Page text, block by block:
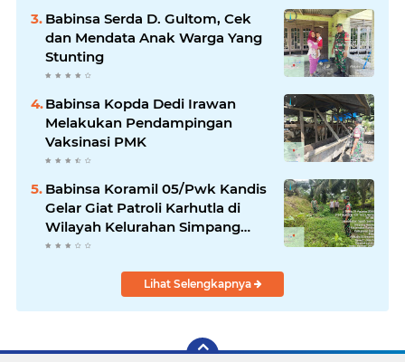
Babinsa Serda D. Gultom, Cek
dan Mendata Anak Warga Yang
Stunting
Babinsa Kopda Dedi Irawan
Melakukan Pendampingan
Vaksinasi PMK
Babinsa Koramil 05/Pwk Kandis
Gelar Giat Patroli Karhutla di
Wilayah Kelurahan Simpang
Belutu
Lihat Selengkapnya